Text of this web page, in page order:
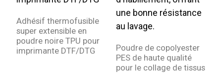
Adhésif thermofusible
super extensible en
poudre noire TPU pour
imprimante DTF/DTG
Poudre de copolyester
PES de haute qualité
pour le collage de tissus